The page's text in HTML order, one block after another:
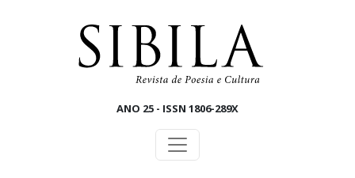
ANO 25 - ISSN 1806-289X